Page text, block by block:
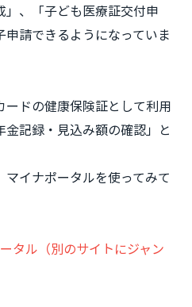
、「子ども医療証交付申
請できるようになっていま
ドの健康保険証として利用
記録・見込み額の確認」と
イナポータルを使ってみて
タル（別のサイトにジャン